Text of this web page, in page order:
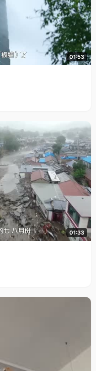
01:53
01:33